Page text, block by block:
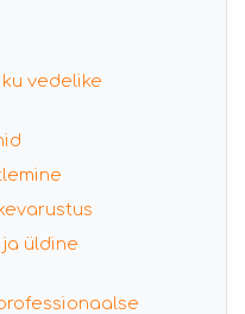
vedelike
üldine